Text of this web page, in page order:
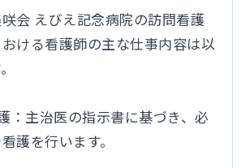
会 えびえ記念病院の訪問看護
ける看護師の主な仕事内容は以
：主治医の指示書に基づき、必
護を行います。